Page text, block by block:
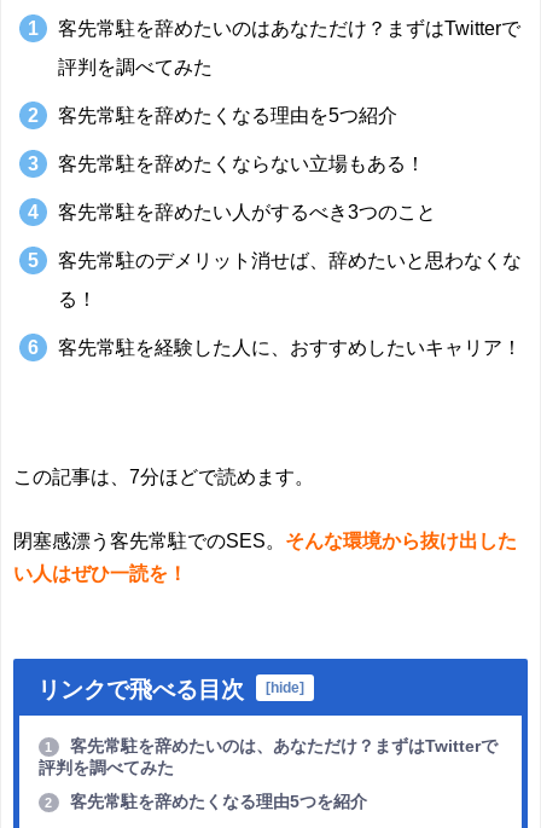
客先常駐を辞めたいのはあなただけ？まずはTwitterで
評判を調べてみた
客先常駐を辞めたくなる理由を5つ紹介
客先常駐を辞めたくならない立場もある！
客先常駐を辞めたい人がするべき3つのこと
客先常駐のデメリット消せば、辞めたいと思わなくな
る！
客先常駐を経験した人に、おすすめしたいキャリア！
この記事は、7分ほどで読めます。
閉塞感漂う客先常駐でのSES。 そんな環境から抜け出した
い人はぜひ一読を！
リンクで飛べる目次 [hide]
1
客先常駐を辞めたいのは、あなただけ？まずはTwitterで
評判を調べてみた
2 客先常駐を辞めたくなる理由5つを紹介